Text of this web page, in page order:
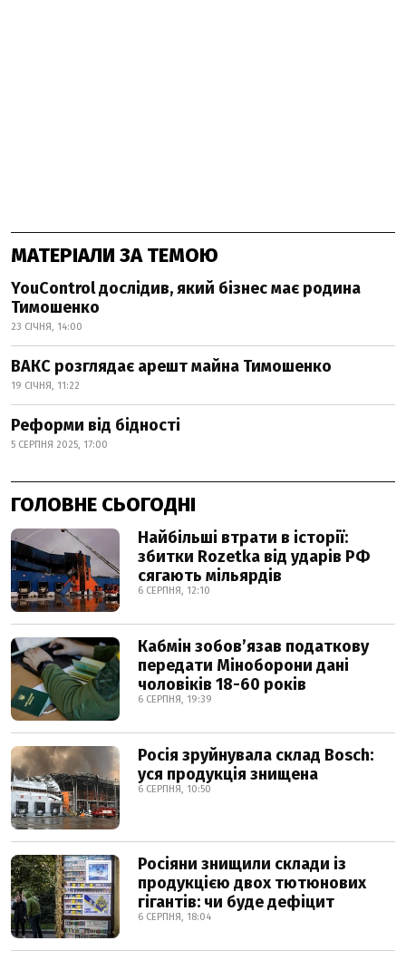
МАТЕРІАЛИ ЗА ТЕМОЮ
YouControl дослідив, який бізнес має родина
Тимошенко
23 СІЧНЯ, 14:00
ВАКС розглядає арешт майна Тимошенко
19 СІЧНЯ, 11:22
Реформи від бідності
5 СЕРПНЯ 2025, 17:00
ГОЛОВНЕ СЬОГОДНІ
Найбільші втрати в історії:
збитки Rozetka від ударів РФ
сягають мільярдів
6 СЕРПНЯ, 12:10
Кабмін зобовʼязав податкову
передати Міноборони дані
чоловіків 18-60 років
6 СЕРПНЯ, 19:39
Росія зруйнувала склад Bosch:
уся продукція знищена
6 СЕРПНЯ, 10:50
Росіяни знищили склади із
продукцією двох тютюнових
гігантів: чи буде дефіцит
6 СЕРПНЯ, 18:04